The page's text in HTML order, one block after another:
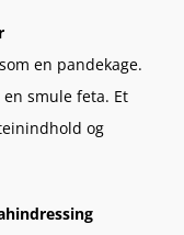
en pandekage.
smule feta. Et
og